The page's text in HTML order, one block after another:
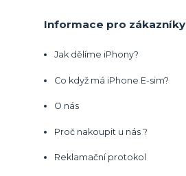
Informace pro zákazníky
Jak dělíme iPhony?
Co když má iPhone E-sim?
O nás
Proč nakoupit u nás ?
Reklamační protokol